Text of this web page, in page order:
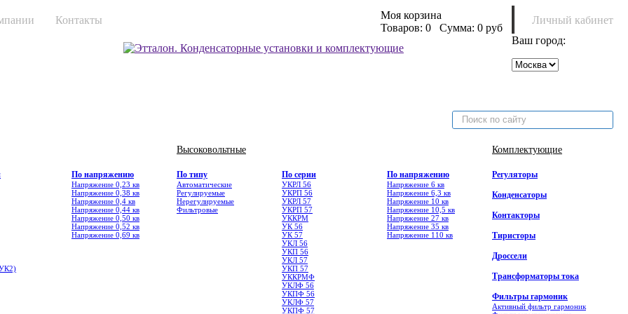
Контакты
Личный кабинет
Ваш город:
Моя корзина
Товаров: 0 Сумма: 0 руб
По напряжению
Напряжение 0,23 кв
Напряжение 0,38 кв
Напряжение 0,4 кв
Напряжение 0,44 кв
Напряжение 0,50 кв
Напряжение 0,52 кв
Напряжение 0,69 кв
Высоковольтные
По типу
Автоматические
Регулируемые
Нерегулируемые
Фильтровые
По серии
УКРЛ 56
УКРП 56
УКРЛ 57
УКРП 57
УККРМ
УК 56
УК 57
УКЛ 56
УКП 56
УКЛ 57
УКП 57
УККРМФ
УКЛФ 56
УКПФ 56
УКЛФ 57
УКПФ 57
По напряжению
Напряжение 6 кв
Напряжение 6,3 кв
Напряжение 10 кв
Напряжение 10,5 кв
Напряжение 27 кв
Напряжение 35 кв
Напряжение 110 кв
Комплектующие
Регуляторы
Конденсаторы
Контакторы
Тиристоры
Дроссели
Трансформаторы тока
Фильтры гармоник
Активный фильтр гармоник